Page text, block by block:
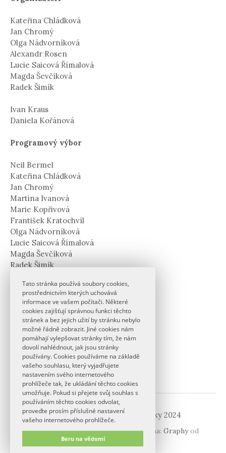
Tato stránka používá soubory cookies,
prostřednictvím kterých uchovává
informace ve vašem počítači. Některé
cookies zajišťují správnou funkci těchto
stránek a bez jejich užití by stránku nebylo
možné řádně zobrazit. Jiné cookies nám
pomáhají vylepšovat stránky tím, že nám
dovolí nahlédnout, jak jsou stránky
používány. Cookies používáme na základě
vašeho souhlasu, který vyjadřujete
nastavením svého internetového
prohlížeče tak, že ukládání těchto cookies
umožňuje. Pokud si přejete svůj souhlas s
používáním těchto cookies odvolat,
proveďte prosím příslušné nastavení
vašeho internetového prohlížeče.
Beru na vědomí
Kateřina Chládková
Jan Chromý
Olga Nádvorníková
Alexandr Rosen
Lucie Saicová Římalová
Magda Ševčíková
Radek Šimík
Ivan Kraus
Daniela Kořánová
Programový výbor
Neil Bermel
Kateřina Chládková
Jan Chromý
Martina Ivanová
Marie Kopřivová
František Kratochvíl
Olga Nádvorníková
Lucie Saicová Římalová
Magda Ševčíková
Radek Šimík
Markéta Ziková
Kontakt
bcl2024@ff.cuni.cz
© 2026Bienále české lingvistiky 2024
PoužíváWordPress(v češtině)|Šablona: Graphyod
Themegraphy